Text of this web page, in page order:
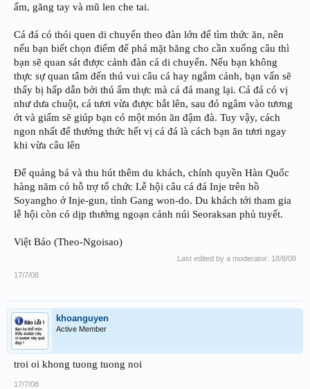
ấm, găng tay và mũ len che tai.
Cá đá có thói quen di chuyển theo đàn lớn để tìm thức ăn, nên
nếu bạn biết chọn điểm để phá mặt băng cho cần xuống câu thì
bạn sẽ quan sát được cảnh đàn cá di chuyển. Nếu bạn không
thực sự quan tâm đến thú vui câu cá hay ngắm cảnh, bạn vấn sẽ
thấy bị hấp dẫn bởi thú ẩm thực mà cá đá mang lại. Cá đá có vị
như dưa chuột, cá tươi vừa được bắt lên, sau đó ngâm vào tương
ớt và giấm sẽ giúp bạn có một món ăn đậm đà. Tuy vậy, cách
ngon nhất để thưởng thức hết vị cá đá là cách bạn ăn tươi ngay
khi vừa câu lên
Để quảng bá và thu hút thêm du khách, chính quyền Hàn Quốc
hàng năm có hỗ trợ tổ chức Lễ hội câu cá đá Inje trên hồ
Soyangho ở Inje-gun, tỉnh Gang won-do. Du khách tới tham gia
lễ hội còn có dịp thưởng ngoạn cảnh núi Seoraksan phủ tuyết.
Việt Báo (Theo-Ngoisao)
Last edited by a moderator: 18/8/08
17/7/08
khoanguyen
Active Member
troi oi khong tuong tuong noi
17/7/08